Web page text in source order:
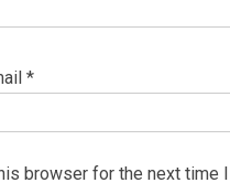
*
browser for the next time